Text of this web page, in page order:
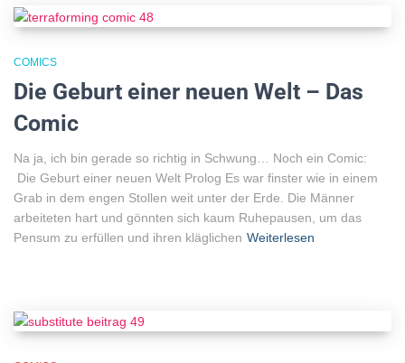
COMICS
Die Geburt einer neuen Welt – Das
Comic
Na ja, ich bin gerade so richtig in Schwung… Noch ein Comic:
Die Geburt einer neuen Welt Prolog Es war finster wie in einem
Grab in dem engen Stollen weit unter der Erde. Die Männer
arbeiteten hart und gönnten sich kaum Ruhepausen, um das
Pensum zu erfüllen und ihren kläglichen Weiterlesen